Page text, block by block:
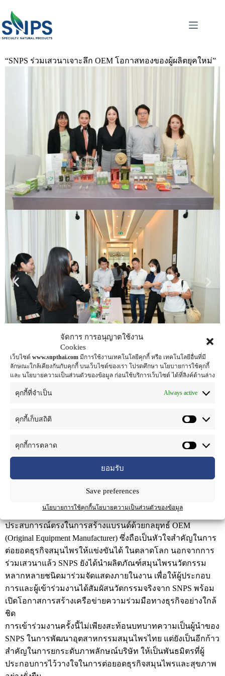
จัดการ การอนุญาตใช้งาน
Cookies
เว็บไซต์ www.snpthai.com มีการใช้งานเทคโนโลยีคุกกี้ หรือ เทคโนโลยีอื่นที่มี
ลักษณะใกล้เคียงกันกับคุกกี้ บนเว็บไซต์ของเรา โปรดศึกษา นโยบายการใช้คุกกี้
และ นโยบายความเป็นส่วนตัวของข้อมูล ก่อนใช้บริการเว็บไซต์ ได้ที่ลิงค์ด้านล่าง
คุกกี้ที่จำเป็น Always active
คุกกี้เก็บสถิติ
คุกกี้การตลาด
ยอมรับ
Save preferences
นโยบายการใช้คุกกี้นโยบายความเป็นส่วนตัวของข้อมูล
“SNPS ร่วมเสวนาเจาะลึก OEM โอกาสทองของผู้ผลิตยุคใหม่”
ดร.ธีรญา กฤษฎาพงษ์ ประธานเจ้าหน้าที่บริหาร บริษัท สเปเชี่
ยลตี้ เนเชอรัล โปรดักส์ จำกัด (มหาชน) หรือ SNPS ร่วมเป็น
หนึ่งในวิทยากรผู้ทรงคุณวุฒิ ในการเสวนาหัวข้อ “เจาะลึกโลก
การรับจ้างผลิต : โอกาสทองของผู้ผลิตยุคใหม่” ภายใต้
โครงการพัฒนาศักยภาพผู้ประกอบการผลิตภัณฑ์สมุนไพร
OEM” จัดขึ้นเมื่อวันที่ 25 สิงหาคม 2568 ณ โรงแรมทีเค.พาเลซ
SNPS ในฐานะผู้นำด้านการพัฒนาและนวัตกรรมสมุนไพรไทย
ที่ได้รับการยอมรับทั้งในประเทศและระดับสากล มุ่งมั่นขับ
Hub ของภูมิภาค โดยการเสวนาครั้งนี้ ดร.ธีรญา ได้ถ่ายทอด
ประสบการณ์ตรงในการสร้างแบรนด์ด้วยกลยุทธ์ OEM
(Original Equipment Manufacturer) ซึ่งถือเป็นหัวใจสำคัญในการ
ต่อยอดธุรกิจสมุนไพรให้แข่งขันได้ ในตลาดโลก นอกจากการ
ร่วมเสวนาแล้ว SNPS ยังได้นำผลิตภัณฑ์สมุนไพรนวัตกรรม
หลากหลายชนิดมาร่วมจัดแสดงภายในงาน เพื่อให้ผู้ประกอบ
การและผู้เข้าร่วมงานได้สัมผัสนวัตกรรมจริงจาก SNPS พร้อม
เปิดโอกาสการสร้างเครือข่ายความร่วมมือทางธุรกิจอย่างใกล้
ชิด
การเข้าร่วมงานครั้งนี้ไม่เพียงสะท้อนบทบาทความเป็นผู้นำของ
SNPS ในการพัฒนาอุตสาหกรรมสมุนไพรไทย แต่ยังเป็นอีกก้าว
สำคัญในการยกระดับภาพลักษณ์บริษัท ให้เป็นพันธมิตรที่ผู้
ประกอบการไว้วางใจในการต่อยอดธุรกิจสมุนไพรและสุขภาพ